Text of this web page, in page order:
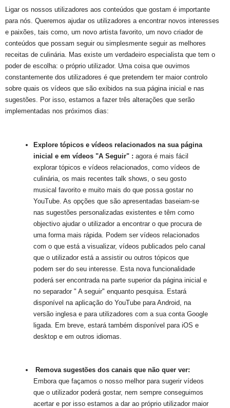
Ligar os nossos utilizadores aos conteúdos que gostam é importante
para nós. Queremos ajudar os utilizadores a encontrar novos interesses
e paixões, tais como, um novo artista favorito, um novo criador de
conteúdos que possam seguir ou simplesmente seguir as melhores
receitas de culinária. Mas existe um verdadeiro especialista que tem o
poder de escolha: o próprio utilizador. Uma coisa que ouvimos
constantemente dos utilizadores é que pretendem ter maior controlo
sobre quais os vídeos que são exibidos na sua página inicial e nas
sugestões. Por isso, estamos a fazer três alterações que serão
implementadas nos próximos dias:
Explore tópicos e vídeos relacionados na sua página
inicial e em vídeos "A Seguir" : agora é mais fácil
explorar tópicos e vídeos relacionados, como vídeos de
culinária, os mais recentes talk shows, o seu gosto
musical favorito e muito mais do que possa gostar no
YouTube. As opções que são apresentadas baseiam-se
nas sugestões personalizadas existentes e têm como
objectivo ajudar o utilizador a encontrar o que procura de
uma forma mais rápida. Podem ser vídeos relacionados
com o que está a visualizar, vídeos publicados pelo canal
que o utilizador está a assistir ou outros tópicos que
podem ser do seu interesse. Esta nova funcionalidade
poderá ser encontrada na parte superior da página inicial e
no separador " A seguir" enquanto pesquisa. Estará
disponível na aplicação do YouTube para Android, na
versão inglesa e para utilizadores com a sua conta Google
ligada. Em breve, estará também disponível para iOS e
desktop e em outros idiomas.
Embora que façamos o nosso melhor para sugerir vídeos
que o utilizador poderá gostar, nem sempre conseguimos
acertar e por isso estamos a dar ao próprio utilizador maior